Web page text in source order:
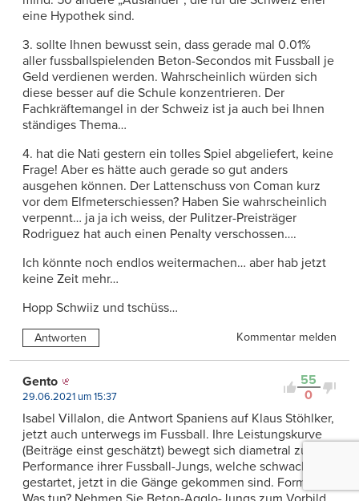
eine Hypothek sind.
3. sollte Ihnen bewusst sein, dass gerade mal 0.01%
aller fussballspielenden Beton-Secondos mit Fussball je
Geld verdienen werden. Wahrscheinlich würden sich
diese besser auf die Schule konzentrieren. Der
Fachkräftemangel in der Schweiz ist ja auch bei Ihnen
ständiges Thema…
4. hat die Nati gestern ein tolles Spiel abgeliefert, keine
Frage! Aber es hätte auch gerade so gut anders
ausgehen können. Der Lattenschuss von Coman kurz
vor dem Elfmeterschiessen? Haben Sie wahrscheinlich
verpennt… ja ja ich weiss, der Pulitzer-Preisträger
Rodriguez hat auch einen Penalty verschossen….
Ich könnte noch endlos weitermachen… aber hab jetzt
keine Zeit mehr…
Hopp Schwiiz und tschüss…
Antworten Kommentar melden
55
0
Gento
29.06.2021 um 15:37
Isabel Villalon, die Antwort Spaniens auf Klaus Stöhlker,
jetzt auch unterwegs im Fussball. Ihre Leistungskurve
(Beiträge einst geschätzt) bewegt sich diametral zur
Performance ihrer Fussball-Jungs, welche schwach
gestartet, jetzt in die Gänge gekommen sind. Formkrise!